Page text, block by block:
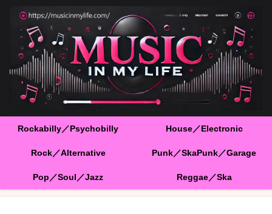
Rockabilly／Psychobilly House／Electronic
Rock／Alternative Punk／SkaPunk／Garage
Pop／Soul／Jazz Reggae／Ska